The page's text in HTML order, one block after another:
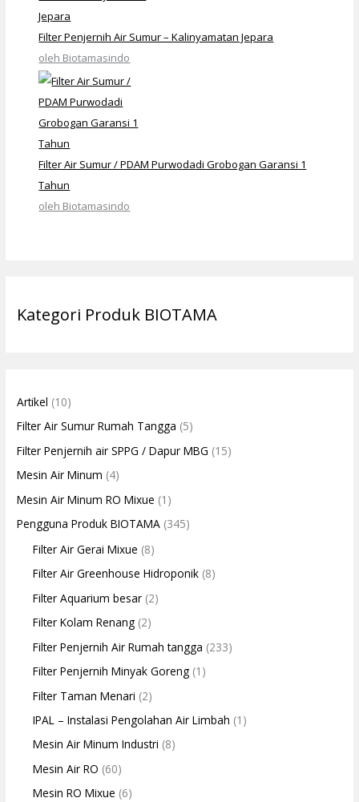
Filter Penjernih Air Sumur – Kalinyamatan Jepara
oleh Biotamasindo
Filter Air Sumur / PDAM Purwodadi Grobogan Garansi 1
Tahun
oleh Biotamasindo
Kategori Produk BIOTAMA
Artikel (10)
Filter Air Sumur Rumah Tangga (5)
Filter Penjernih air SPPG / Dapur MBG (15)
Mesin Air Minum (4)
Mesin Air Minum RO Mixue (1)
Pengguna Produk BIOTAMA (345)
Filter Air Gerai Mixue (8)
Filter Air Greenhouse Hidroponik (8)
Filter Aquarium besar (2)
Filter Kolam Renang (2)
Filter Penjernih Air Rumah tangga (233)
Filter Penjernih Minyak Goreng (1)
Filter Taman Menari (2)
IPAL – Instalasi Pengolahan Air Limbah (1)
Mesin Air Minum Industri (8)
Mesin Air RO (60)
Mesin RO Mixue (6)